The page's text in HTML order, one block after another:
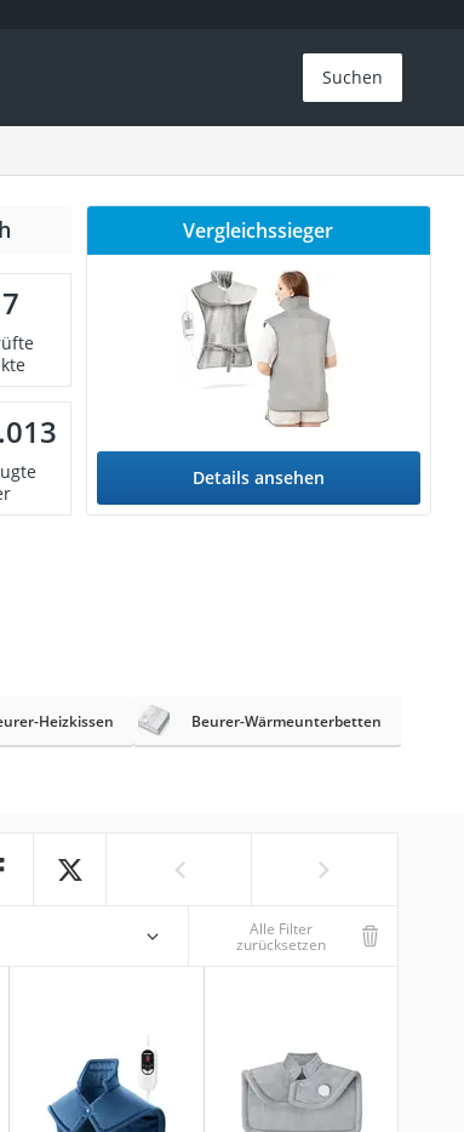
Suchen
7
Vergleichssieger
Details ansehen
Heizkissen Beurer-Wärmeunterbetten
Alle Filter
zurücksetzen